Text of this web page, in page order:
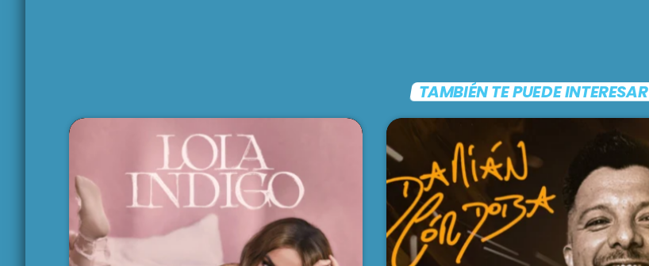
TAMBIÉN TE PUEDE INTERESAR